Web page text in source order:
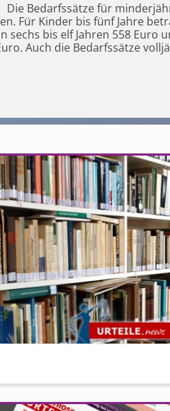
Die Bedarfssätze für
Für Kinder bis fünf Jahre
sechs bis elf Jahren 558 Euro
Auch die Bedarfssätze